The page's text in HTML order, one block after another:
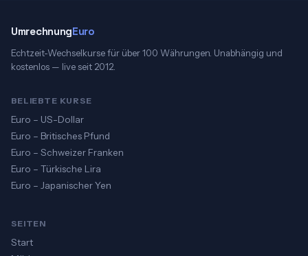
UmrechnungEuro
Echtzeit-Wechselkurse für über 100 Währungen. Unabhängig und
kostenlos — live seit 2012.
BELIEBTE KURSE
Euro – US-Dollar
Euro – Britisches Pfund
Euro – Schweizer Franken
Euro – Türkische Lira
Euro – Japanischer Yen
SEITEN
Start